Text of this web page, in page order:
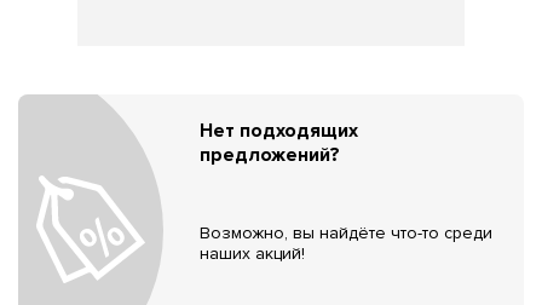
Нет подходящих
предложений?
Возможно, вы найдёте что-то среди
наших акций!